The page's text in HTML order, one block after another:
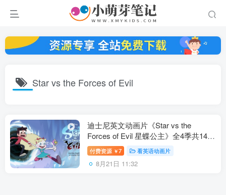
Star vs the Forces of Evil
迪士尼英文动画片《Star vs the
Forces of Evil 星蝶公主》全4季共140
集，1080P高清视频带英文字幕，百度
云网盘下载！
付费资源 ￥7 看英语动画片
8月21日 11:32